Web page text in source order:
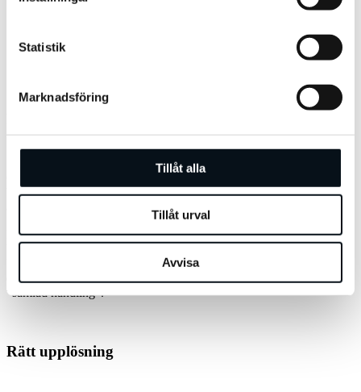
Statistik
Marknadsföring
Tillåt alla
Tillåt urval
Avvisa
”Längden på video på sociala medier bör vara så lång
bör vara 4:5, därefter 9:16 och slutligen 16:9 som är det minst
användbara formatet på Facebook och Instagram.
När man filmar bör man hålla handlingen samlad så att man kan
beskära i alla format, från liggande 16:9 till stående 9:16. Man
behöver nödvändigtvis inte ha handlingen koncentrerad till centrum
eftersom man kan panorera vid klippningen men nyckelordet är en
”samlad handling”.
Rätt upplösning